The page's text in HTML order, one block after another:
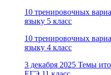
10 тренировочных
языку 5 класс
10 тренировочных
языку 4 класс
3 декабря 2025 Темы